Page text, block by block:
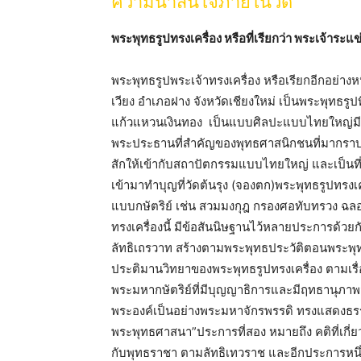
พระพุทธรูปทรงเครื่อง หรือที่เรียกว่า พระเจ้าระ
พระพุทธรูปพระเจ้าทรงเครื่อง หรือเรียกอีกอย่า
เวียง อำเภอฝาง จังหวัดเชียงใหม่ เป็นพระพุทธ
แก้วแหวนเงินทอง เป็นแบบศิลปะแบบไทยใหญ่
พระประธานที่สำคัญของพุทธศาสนิกชนที่มากรา
สักให้เข้ากับสถาปัตกรรมแบบไทยใหญ่ และเป็
เข้ามาทำบุญที่วัดต้นรุง (จองตก)พระพุทธรูปทรง
แบบกษัตริย์ เช่น สวมมงกุฎ กรองศอทับทรวง ฉล
ทรงเครื่องนี้ มีข้อสันนิษฐานไว้หลายประการด้ว
ลัทธิเถรวาท สร้างตามพระพุทธประวัติตอนพระ
ประติมานวิทยาของพระพุทธรูปทรงเครื่อง ตาม
พระมหากษัตริย์ที่มีบุญญาธิการและมีฤทธานุภา
พระองค์เป็นอย่างพระมหาจักรพรรดิ ทรงแสด
พระพุทธศาสนา”ประการที่สอง หมายถึง คติที่เกี่
กับพุทธราชา ตามลัทธิเทวราช และอีกประการ